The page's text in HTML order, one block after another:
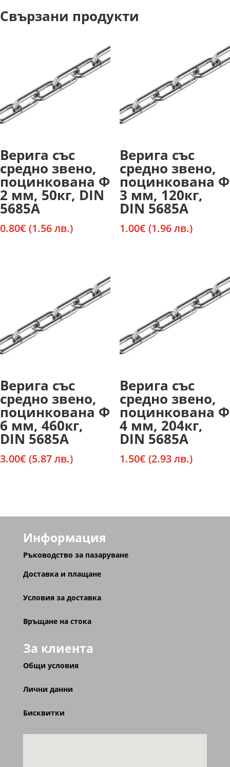
Свързани продукти
Верига със
средно звено,
поцинкована Ф
2 мм, 50кг, DIN
5685A
0.80€ (1.56 лв.)
Верига със
средно звено,
поцинкована Ф
3 мм, 120кг,
DIN 5685A
1.00€ (1.96 лв.)
Верига със
средно звено,
поцинкована Ф
6 мм, 460кг,
DIN 5685A
3.00€ (5.87 лв.)
Верига със
средно звено,
поцинкована Ф
4 мм, 204кг,
DIN 5685A
1.50€ (2.93 лв.)
Информация
Ръководство за пазаруване
Доставка и плащане
Условия за доставка
Връщане на стока
За клиента
Общи условия
Лични данни
Бисквитки